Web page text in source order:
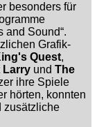
besonders für
and Sound“.
Grafik-
Quest,
Larry und The
ihre Spiele
hörten, konnten
zusätzliche